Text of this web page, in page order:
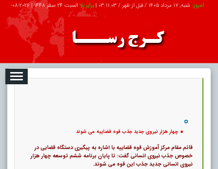
امروز: شنبه, ۱۷ مرداد ۱۴۰۵ / قبل از ظهر / 03:11:05
|برابر با:السبت 24 صفر 1448 |
2026-08-
تبلیغات درباره ما ارتباط با ما
چهار هزار نیروی جدید جذب قوه قضاییه می شوند
قائم مقام مرکز آموزش قوه قضاییه با اشاره به پیگیری دستگاه قضایی در
خصوص جذب نیروی انسانی گفت: تا پایان برنامه ششم توسعه چهار هزار
نیروی انسانی جدید جذب این قوه می شوند.